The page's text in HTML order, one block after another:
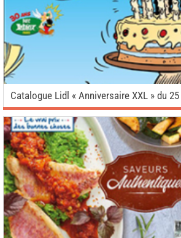
Catalogue Lidl « Anniversaire XXL » du